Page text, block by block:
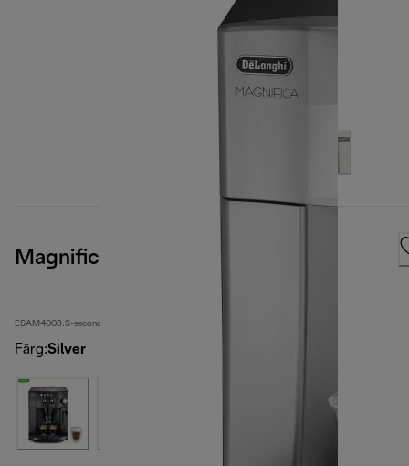
Magnifica
ESAM4008.S-second
Färg:Silver